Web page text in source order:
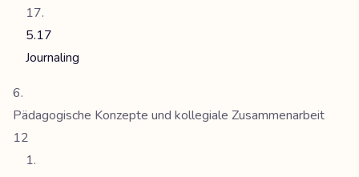
5.17
Journaling
Pädagogische Konzepte und kollegiale Zusammenarbeit
12